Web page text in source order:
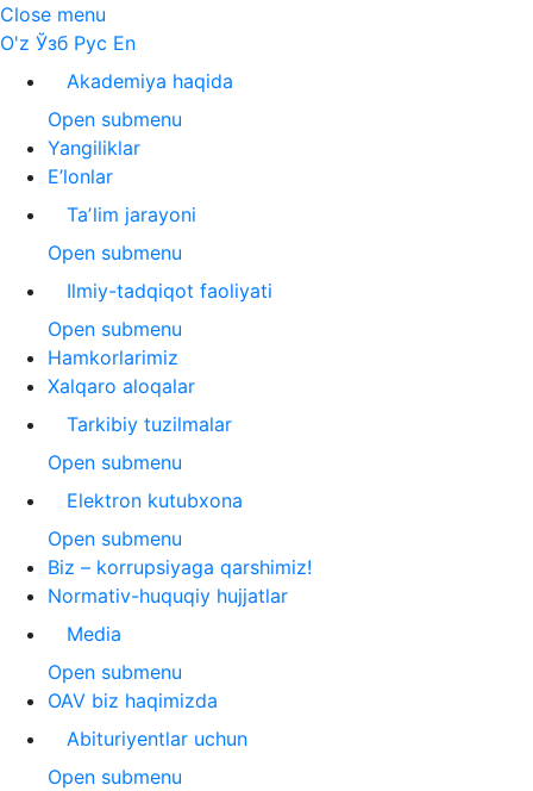
Close menu
O'z Ўзб Рус En
Akademiya haqida
Open submenu
Yangiliklar
E’lonlar
Taʼlim jarayoni
Open submenu
Ilmiy-tadqiqot faoliyati
Open submenu
Hamkorlarimiz
Xalqaro aloqalar
Tarkibiy tuzilmalar
Open submenu
Elektron kutubxona
Open submenu
Biz – korrupsiyaga qarshimiz!
Normativ-huquqiy hujjatlar
Media
Open submenu
OAV biz haqimizda
Abituriyentlar uchun
Open submenu